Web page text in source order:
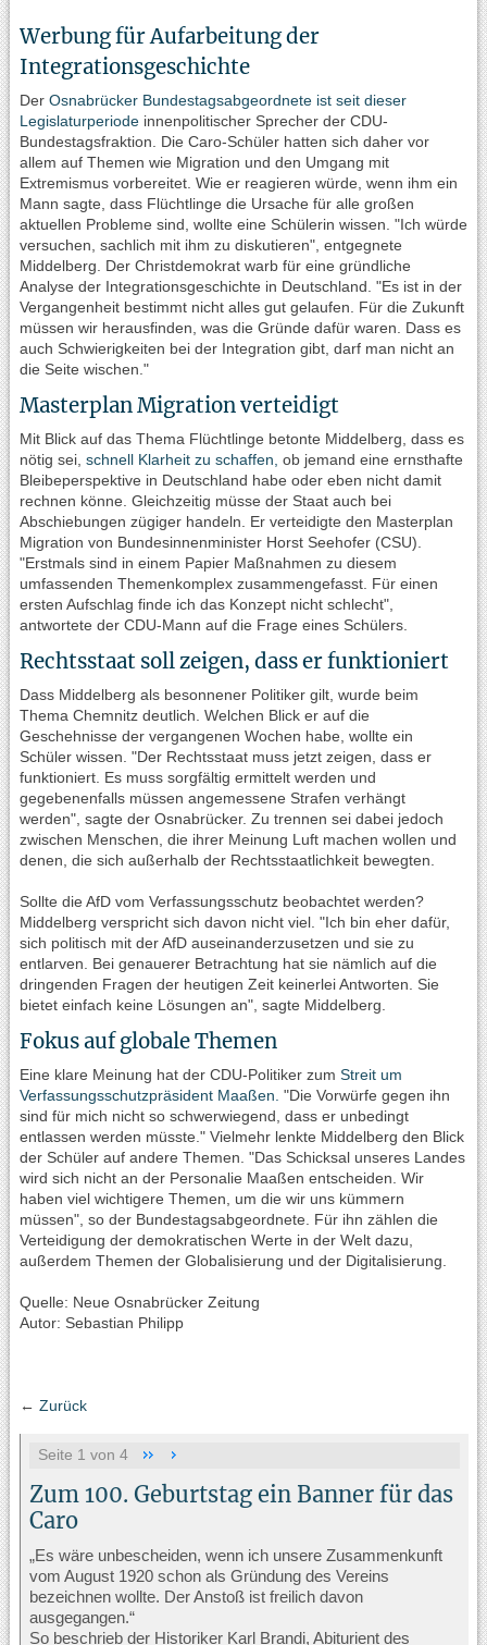
Werbung für Aufarbeitung der
Integrationsgeschichte
Der Osnabrücker Bundestagsabgeordnete ist seit dieser
Legislaturperiodeinnenpolitischer Sprecher der CDU-
Bundestagsfraktion. Die Caro-Schüler hatten sich daher vor
allem auf Themen wie Migration und den Umgang mit
Extremismus vorbereitet. Wie er reagieren würde, wenn ihm ein
Mann sagte, dass Flüchtlinge die Ursache für alle großen
aktuellen Probleme sind, wollte eine Schülerin wissen. "Ich würde
versuchen, sachlich mit ihm zu diskutieren", entgegnete
Middelberg. Der Christdemokrat warb für eine gründliche
Analyse der Integrationsgeschichte in Deutschland. "Es ist in der
Vergangenheit bestimmt nicht alles gut gelaufen. Für die Zukunft
müssen wir herausfinden, was die Gründe dafür waren. Dass es
auch Schwierigkeiten bei der Integration gibt, darf man nicht an
die Seite wischen."
Masterplan Migration verteidigt
Mit Blick auf das Thema Flüchtlinge betonte Middelberg, dass es
nötig sei, schnell Klarheit zu schaffen, ob jemand eine ernsthafte
Bleibeperspektive in Deutschland habe oder eben nicht damit
rechnen könne. Gleichzeitig müsse der Staat auch bei
Abschiebungen zügiger handeln. Er verteidigte den Masterplan
Migration von Bundesinnenminister Horst Seehofer (CSU).
"Erstmals sind in einem Papier Maßnahmen zu diesem
umfassenden Themenkomplex zusammengefasst. Für einen
ersten Aufschlag finde ich das Konzept nicht schlecht",
antwortete der CDU-Mann auf die Frage eines Schülers.
Rechtsstaat soll zeigen, dass er funktioniert
Dass Middelberg als besonnener Politiker gilt, wurde beim
Thema Chemnitz deutlich. Welchen Blick er auf die
Geschehnisse der vergangenen Wochen habe, wollte ein
Schüler wissen. "Der Rechtsstaat muss jetzt zeigen, dass er
funktioniert. Es muss sorgfältig ermittelt werden und
gegebenenfalls müssen angemessene Strafen verhängt
werden", sagte der Osnabrücker. Zu trennen sei dabei jedoch
zwischen Menschen, die ihrer Meinung Luft machen wollen und
denen, die sich außerhalb der Rechtsstaatlichkeit bewegten.
Sollte die AfD vom Verfassungsschutz beobachtet werden?
Middelberg verspricht sich davon nicht viel. "Ich bin eher dafür,
sich politisch mit der AfD auseinanderzusetzen und sie zu
entlarven. Bei genauerer Betrachtung hat sie nämlich auf die
dringenden Fragen der heutigen Zeit keinerlei Antworten. Sie
bietet einfach keine Lösungen an", sagte Middelberg.
Fokus auf globale Themen
Eine klare Meinung hat der CDU-Politiker zum Streit um
Verfassungsschutzpräsident Maaßen. "Die Vorwürfe gegen ihn
sind für mich nicht so schwerwiegend, dass er unbedingt
entlassen werden müsste." Vielmehr lenkte Middelberg den Blick
der Schüler auf andere Themen. "Das Schicksal unseres Landes
wird sich nicht an der Personalie Maaßen entscheiden. Wir
haben viel wichtigere Themen, um die wir uns kümmern
müssen", so der Bundestagsabgeordnete. Für ihn zählen die
Verteidigung der demokratischen Werte in der Welt dazu,
außerdem Themen der Globalisierung und der Digitalisierung.
Quelle: Neue Osnabrücker Zeitung
Autor: Sebastian Philipp
← Zurück
Seite 1 von 4
Zum 100. Geburtstag ein Banner für das
Caro
„Es wäre unbescheiden, wenn ich unsere Zusammenkunft
vom August 1920 schon als Gründung des Vereins
bezeichnen wollte. Der Anstoß ist freilich davon
ausgegangen.“
So beschrieb der Historiker Karl Brandi, Abiturient des